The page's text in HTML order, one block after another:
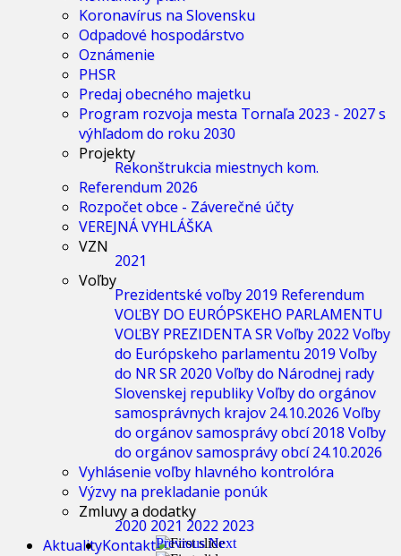
Koronavírus na Slovensku
Odpadové hospodárstvo
Oznámenie
PHSR
Predaj obecného majetku
Program rozvoja mesta Tornaľa 2023 - 2027 s
výhľadom do roku 2030
Projekty
Rekonštrukcia miestnych kom.
Referendum 2026
Rozpočet obce - Záverečné účty
VEREJNÁ VYHLÁŠKA
VZN
2021
Voľby
Prezidentské voľby 2019 Referendum
VOĽBY DO EURÓPSKEHO PARLAMENTU
VOĽBY PREZIDENTA SRVoľby 2022Voľby
do Európskeho parlamentu 2019Voľby
do NR SR 2020Voľby do Národnej rady
Slovenskej republikyVoľby do orgánov
samosprávnych krajov 24.10.2026Voľby
do orgánov samosprávy obcí 2018Voľby
do orgánov samosprávy obcí 24.10.2026
Vyhlásenie voľby hlavného kontrolóra
Výzvy na prekladanie ponúk
Zmluvy a dodatky
2020 2021 2022 2023
AktualityKontaktPrevious Next